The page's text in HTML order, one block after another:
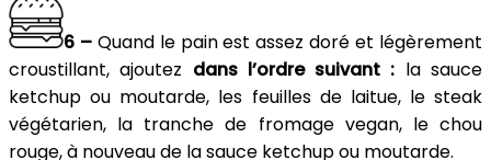
6 –Quand le pain est assez doré et légèrement
croustillant, ajoutez dans l’ordre suivant : la sauce
ketchup ou moutarde, les feuilles de laitue, le steak
végétarien, la tranche de fromage vegan, le chou
rouge, à nouveau de la sauce ketchup ou moutarde.